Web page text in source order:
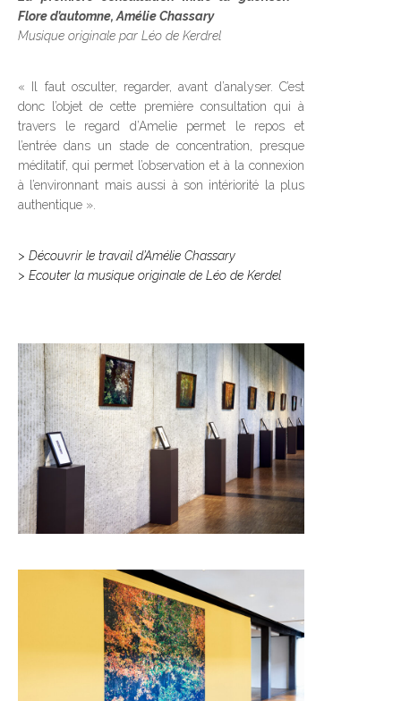
Flore d’automne, Amélie Chassary
Musique originale par Léo de Kerdrel
« Il faut osculter, regarder, avant d’analyser. C’est
donc l’objet de cette première consultation qui à
travers le regard d’Amelie permet le repos et
l’entrée dans un stade de concentration, presque
méditatif, qui permet l’observation et à la connexion
à l’environnant mais aussi à son intériorité la plus
authentique ».
> Découvrir le travail d’Amélie Chassary
> Ecouter la musique originale de Léo de Kerdel